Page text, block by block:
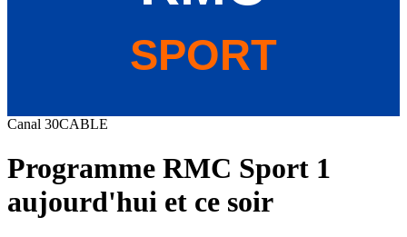
Canal 30CABLE
Programme RMC Sport 1
aujourd'hui et ce soir